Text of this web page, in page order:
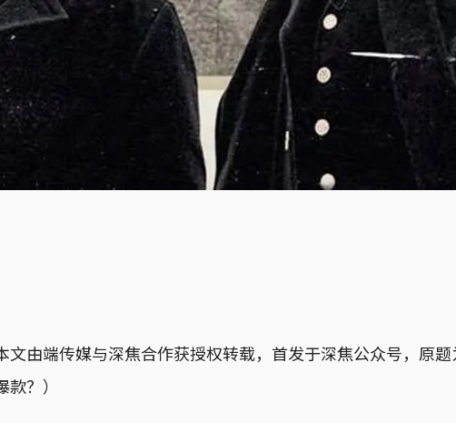
本文由端传媒与深焦合作获授权转载，首发于深焦公众号，原
款？）